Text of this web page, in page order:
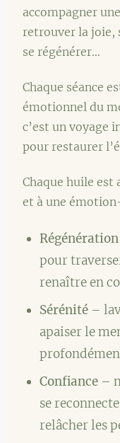
accompagner
retrouver la joie,
se régénérer…
Chaque séance
émotionnel du
c’est un voyage
pour restaurer
Chaque huile est
et à une
Régénération
pour
renaître en
Sérénité –
apaiser le
Confiance –
se
relâcher les